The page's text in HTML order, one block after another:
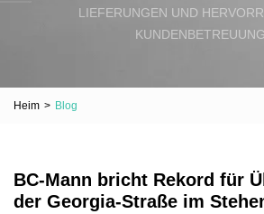
IEFERUNGEN UND
UNDENBETREUUNG.
Heim > Blog
BC-Mann bricht Rekord für
der Georgia-Straße im